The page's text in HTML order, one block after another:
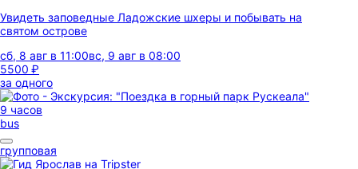
Увидеть заповедные Ладожские шхеры и побывать на
святом острове
сб, 8 авг в 11:00вс, 9 авг в 08:00
5500 ₽
за одного
9 часов
bus
групповая